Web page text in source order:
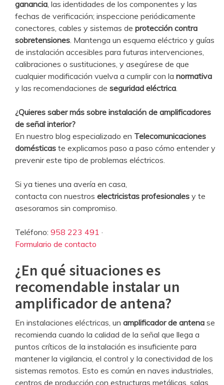
ganancia, las identidades de los componentes y las
fechas de verificación; inspeccione periódicamente
conectores, cables y sistemas de protección contra
sobretensiones. Mantenga un esquema eléctrico y guías
de instalación accesibles para futuras intervenciones,
calibraciones o sustituciones, y asegúrese de que
cualquier modificación vuelva a cumplir con la normativa
y las recomendaciones de seguridad eléctrica.
¿Quieres saber más sobre instalación de amplificadores
de señal interior?
En nuestro blog especializado en Telecomunicaciones
domésticas te explicamos paso a paso cómo entender y
prevenir este tipo de problemas eléctricos.
Si ya tienes una avería en casa,
contacta con nuestros electricistas profesionales y te
asesoramos sin compromiso.
Teléfono: 958 223 491 ·
Formulario de contacto
¿En qué situaciones es
recomendable instalar un
amplificador de antena?
En instalaciones eléctricas, un amplificador de antena se
recomienda cuando la calidad de la señal que llega a
puntos críticos de la instalación es insuficiente para
mantener la vigilancia, el control y la conectividad de los
sistemas remotos. Esto es común en naves industriales,
centros de producción con estructuras metálicas, salas